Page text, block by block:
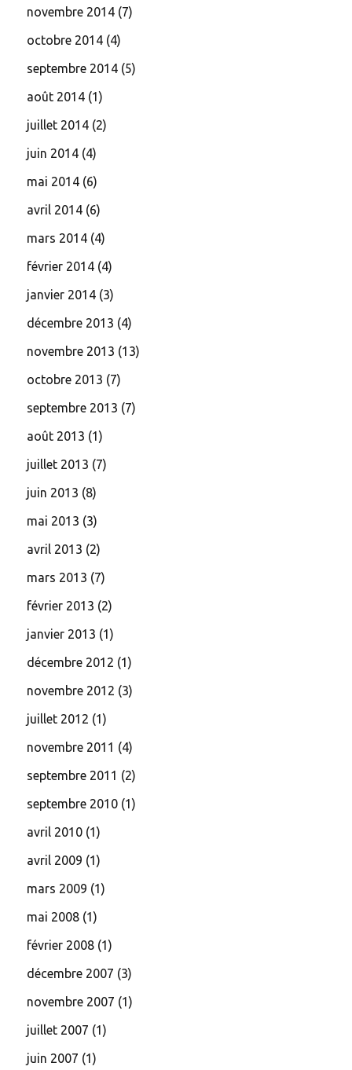
novembre 2014 (7)
octobre 2014 (4)
septembre 2014 (5)
août 2014 (1)
juillet 2014 (2)
juin 2014 (4)
mai 2014 (6)
avril 2014 (6)
mars 2014 (4)
février 2014 (4)
janvier 2014 (3)
décembre 2013 (4)
novembre 2013 (13)
octobre 2013 (7)
septembre 2013 (7)
août 2013 (1)
juillet 2013 (7)
juin 2013 (8)
mai 2013 (3)
avril 2013 (2)
mars 2013 (7)
février 2013 (2)
janvier 2013 (1)
décembre 2012 (1)
novembre 2012 (3)
juillet 2012 (1)
novembre 2011 (4)
septembre 2011 (2)
septembre 2010 (1)
avril 2010 (1)
avril 2009 (1)
mars 2009 (1)
mai 2008 (1)
février 2008 (1)
décembre 2007 (3)
novembre 2007 (1)
juillet 2007 (1)
juin 2007 (1)